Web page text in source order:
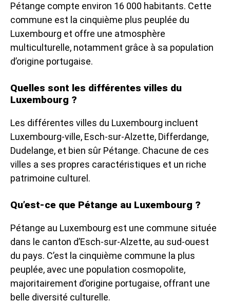
Pétange compte environ 16 000 habitants. Cette
commune est la cinquième plus peuplée du
Luxembourg et offre une atmosphère
multiculturelle, notamment grâce à sa population
d’origine portugaise.
Quelles sont les différentes villes du
Luxembourg ?
Les différentes villes du Luxembourg incluent
Luxembourg-ville, Esch-sur-Alzette, Differdange,
Dudelange, et bien sûr Pétange. Chacune de ces
villes a ses propres caractéristiques et un riche
patrimoine culturel.
Qu’est-ce que Pétange au Luxembourg ?
Pétange au Luxembourg est une commune située
dans le canton d’Esch-sur-Alzette, au sud-ouest
du pays. C’est la cinquième commune la plus
peuplée, avec une population cosmopolite,
majoritairement d’origine portugaise, offrant une
belle diversité culturelle.